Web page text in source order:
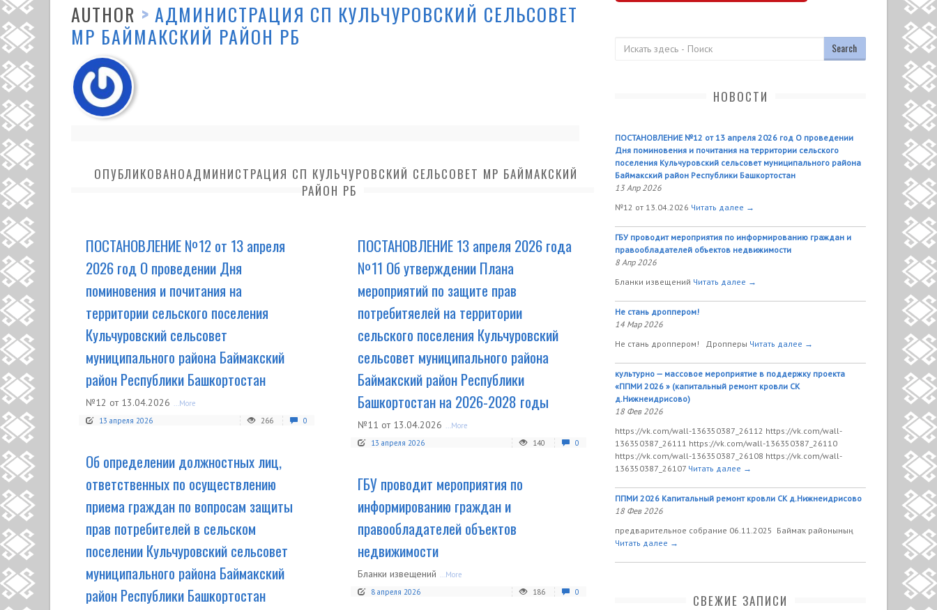
AUTHOR > АДМИНИСТРАЦИЯ СП КУЛЬЧУРОВСКИЙ СЕЛЬСОВЕТ
МР БАЙМАКСКИЙ РАЙОН РБ
ОПУБЛИКОВАНОАДМИНИСТРАЦИЯ СП КУЛЬЧУРОВСКИЙ СЕЛЬСОВЕТ МР БАЙМАКСКИЙ
РАЙОН РБ
ПОСТАНОВЛЕНИЕ №12 от 13 апреля
2026 год О проведении Дня
поминовения и почитания на
территории сельского поселения
Кульчуровский сельсовет
муниципального района Баймакский
район Республики Башкортостан
№12 от 13.04.2026 ...More
13 апреля 2026
266 0
ПОСТАНОВЛЕНИЕ 13 апреля 2026 года
№11 Об утверждении Плана
мероприятий по защите прав
потребитяелей на территории
сельского поселения Кульчуровский
сельсовет муниципального района
Баймакский район Республики
Башкортостан на 2026-2028 годы
№11 от 13.04.2026 ...More
13 апреля 2026
140 0
Об определении должностных лиц,
ответственных по осуществлению
приема граждан по вопросам защиты
прав потребителей в сельском
поселении Кульчуровский сельсовет
муниципального района Баймакский
район Республики Башкортостан
ГБУ проводит мероприятия по
информированию граждан и
правообладателей объектов
недвижимости
Бланки извещений ...More
8 апреля 2026
186 0
НОВОСТИ
ПОСТАНОВЛЕНИЕ №12 от 13 апреля 2026 год О проведении
Дня поминовения и почитания на территории сельского
поселения Кульчуровский сельсовет муниципального района
Баймакский район Республики Башкортостан
13 Апр 2026
№12 от 13.04.2026 Читать далее →
ГБУ проводит мероприятия по информированию граждан и
правообладателей объектов недвижимости
8 Апр 2026
Бланки извещений Читать далее →
Не стань дроппером!
14 Мар 2026
Не стань дроппером! Дропперы Читать далее →
культурно — массовое мероприятие в поддержку проекта
«ППМИ 2026 » (капитальный ремонт кровли СК
д.Нижнеидрисово)
18 Фев 2026
https://vk.com/wall-136350387_26112 https://vk.com/wall-
136350387_26111 https://vk.com/wall-136350387_26110
https://vk.com/wall-136350387_26108 https://vk.com/wall-
136350387_26107 Читать далее →
ППМИ 2026 Капитальный ремонт кровли СК д.Нижнеидрисово
18 Фев 2026
предварительное собрание 06.11.2025 Баймаҡ районының
Читать далее →
СВЕЖИЕ ЗАПИСИ